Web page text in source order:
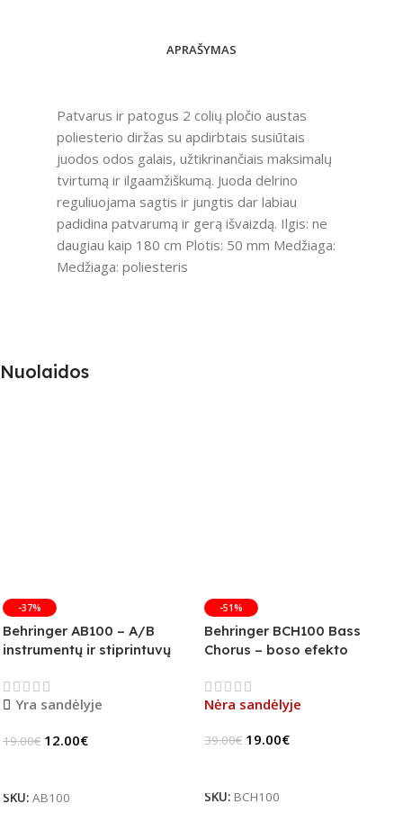
APRAŠYMAS
Patvarus ir patogus 2 colių pločio austas
poliesterio diržas su apdirbtais susiūtais
juodos odos galais, užtikrinančiais maksimalų
tvirtumą ir ilgaamžiškumą. Juoda delrino
reguliuojama sagtis ir jungtis dar labiau
padidina patvarumą ir gerą išvaizdą. Ilgis: ne
daugiau kaip 180 cm Plotis: 50 mm Medžiaga:
Medžiaga: poliesteris
Nuolaidos
-37%
Behringer AB100 – A/B
instrumentų ir stiprintuvų
Yra sandėlyje
19.00€ 12.00€
SKU: AB100
-51%
Behringer BCH100 Bass
Chorus – boso efekto
Nėra sandėlyje
39.00€ 19.00€
SKU: BCH100